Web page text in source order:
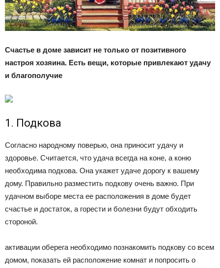
Счастье в доме зависит не только от позитивного
настроя хозяина. Есть вещи, которые привлекают удачу
и благополучие
1. Подкова
Согласно народному поверью, она приносит удачу и
здоровье. Считается, что удача всегда на коне, а коню
необходима подкова. Она укажет удаче дорогу к вашему
дому. Правильно разместить подкову очень важно. При
удачном выборе места ее расположения в доме будет
счастье и достаток, а горести и болезни будут обходить
стороной.
активации оберега необходимо познакомить подкову со всем
домом, показать ей расположение комнат и попросить о